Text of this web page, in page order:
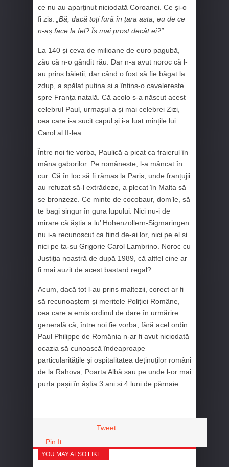
ce nu au aparținut niciodată Coroanei. Ce și-o
fi zis:
„Bă, dacă toți fură în țara asta, eu de ce
n-aș face la fel? Îs mai prost decât ei?”
La 140 și ceva de milioane de euro pagubă,
zău că n-o gândit rău. Dar n-a avut noroc că l-
au prins băieții, dar când o fost să fie băgat la
zdup, a spălat putina și a întins-o cavalerește
spre Franța natală. Că acolo s-a născut acest
celebrul Paul, urmașul a și mai celebrei Zizi,
cea care i-a sucit capul și i-a luat mințile lui
Carol al II-lea.
Între noi fie vorba, Paulică a picat ca fraierul în
mâna gaborilor. Pe românește, l-a mâncat în
cur. Că în loc să fi rămas la Paris, unde franțujii
au refuzat să-l extrădeze, a plecat în Malta să
se bronzeze. Ce minte de cocobaur, dom’le, să
te bagi singur în gura lupului. Nici nu-i de
mirare că ăștia a lu’ Hohenzollern-Sigmaringen
nu i-a recunoscut ca fiind de-ai lor, nici pe el și
nici pe ta-su Grigorie Carol Lambrino. Noroc cu
Justiția noastră de după 1989, că altfel cine ar
fi mai auzit de acest bastard regal?
Acum, dacă tot l-au prins maltezii, corect ar fi
să recunoaștem și meritele Poliției Române,
cea care a emis ordinul de dare în urmărire
generală că, între noi fie vorba, fără acel ordin
Paul Philippe de România n-ar fi avut niciodată
ocazia să cunoască îndeaproape
particularitățile și ospitalitatea deținuților români
de la Rahova, Poarta Albă sau pe unde l-or mai
purta pașii în ăștia 3 ani și 4 luni de pârnaie.
Tweet
Pin It
YOU MAY ALSO LIKE...